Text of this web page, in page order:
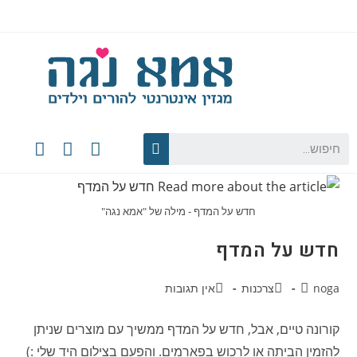
חדש על המדף - מילה של "אמא נגה"
חדש על המדף
noga צרכנות אין תגובות
קורונה טיים, אבל, חדש על המדף ממשיך עם מוצרים שניתן
להזמין הביתה או לרכוש בפארמים. והפעם בצילום היד שלי :)